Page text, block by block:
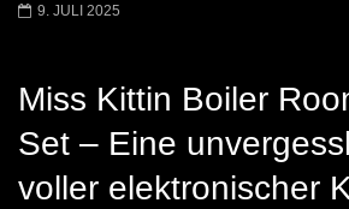
FuturFestival 2024
9. JULI 2025
Miss Kittin Boiler
Set – Eine
voller elektronischer